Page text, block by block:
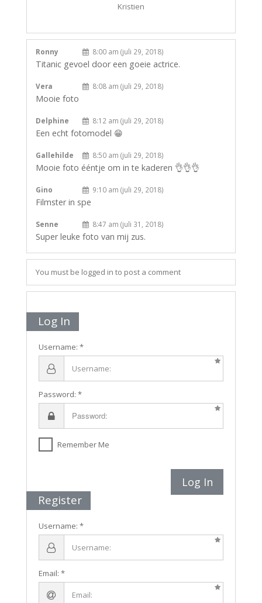
Kristien
Ronny 8:00 am (juli 29, 2018)
Titanic gevoel door een goeie actrice.
Vera 8:08 am (juli 29, 2018)
Mooie foto
Delphine 8:12 am (juli 29, 2018)
Een echt fotomodel 😁
Gallehilde 8:50 am (juli 29, 2018)
Mooie foto ééntje om in te kaderen 👌👌👌
Gino 9:10 am (juli 29, 2018)
Filmster in spe
Senne 8:47 am (juli 31, 2018)
Super leuke foto van mij zus.
You must be logged in to post a comment
Log In
Username:
Password:
Remember Me
Log In
Register
Username:
Email: